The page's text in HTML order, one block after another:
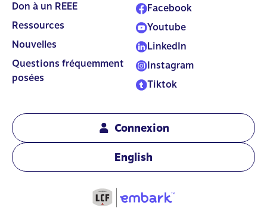
Don à un REEE
Ressources
Nouvelles
Questions fréquemment
posées
Facebook
Youtube
LinkedIn
Instagram
Tiktok
Connexion
English